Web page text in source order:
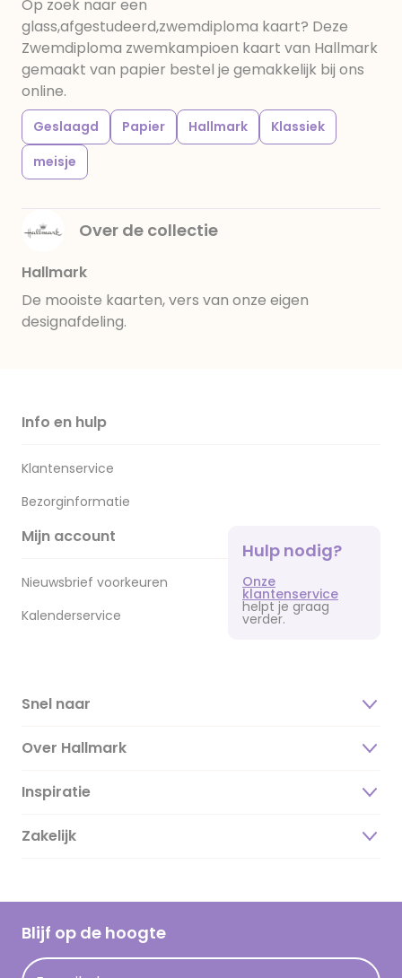
Op zoek naar een
glass,afgestudeerd,zwemdiploma kaart? Deze
Zwemdiploma zwemkampioen kaart van Hallmark
gemaakt van papier bestel je gemakkelijk bij ons
online.
Geslaagd Papier Hallmark
Klassiek
meisje
Over de collectie
Hallmark
De mooiste kaarten, vers van onze eigen
designafdeling.
Info en hulp
Klantenservice
Bezorginformatie
Mijn account
Nieuwsbrief voorkeuren
Kalenderservice
Hulp nodig?
Onze
klantenservice
helpt je graag
verder.
Snel naar
Over Hallmark
Over ons
Duurzaamheid
Hallmark Kaartclub
Acties
Inspiratie
Magazine
Cadeau inspiratie
Kaartinspiratie
Zakelijk
Blijf op de hoogte